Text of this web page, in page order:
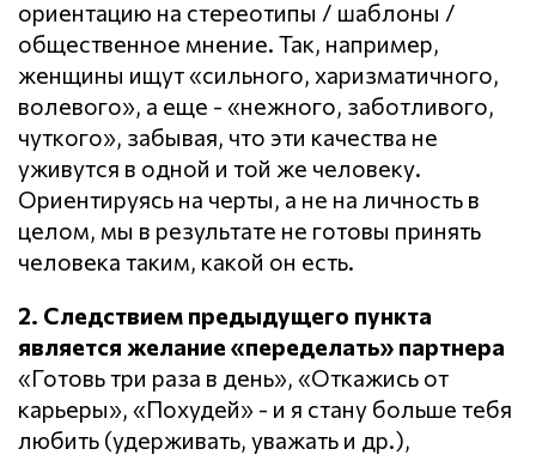
ориентацию на стереотипы / шаблоны /
общественное мнение. Так, например,
женщины ищут «сильного, харизматичного,
волевого», а еще - «нежного, заботливого,
чуткого», забывая, что эти качества не
уживутся в одной и той же человеку.
Ориентируясь на черты, а не на личность в
целом, мы в результате не готовы принять
человека таким, какой он есть.
2. Следствием предыдущего пункта
является желание «переделать» партнера
«Готовь три раза в день», «Откажись от
карьеры», «Похудей» - и я стану больше тебя
любить (удерживать, уважать и др.),